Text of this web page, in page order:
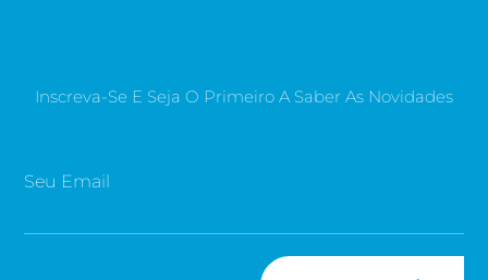
Inscreva-Se E Seja O Primeiro A Saber As Novidades
Seu Email